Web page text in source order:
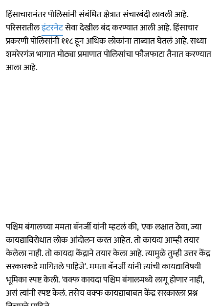
हिंसाचारानंतर पोलिसांनी संबंधित क्षेत्रात संचारबंदी लावली आहे.
परिसरातीलइंटरनेटसेवा देखील बंद करण्यात आली आहे. हिंसाचार
प्रकरणी पोलिसांनी ११८ हून अधिक लोकांना ताब्यात घेतलं आहे. सध्या
शमरेरगंज भागात मोठ्या प्रमाणात पोलिसांचा फौजफाटा तैनात करण्यात
आला आहे.
पश्चिम बंगालच्या ममता बॅनर्जी यांनी म्हटलं की, 'एक लक्षात ठेवा, ज्या
कायद्याविरोधात लोक आंदोलन करत आहेत. तो कायदा आम्ही तयार
केलेला नाही. तो कायदा केंद्राने तयार केला आहे. त्यामुळे तुम्ही उत्तर केंद्र
सरकारकडे मागितले पाहिजे'. ममता बॅनर्जी यांनी त्यांची कायद्याविषयी
भूमिका स्पष्ट केली. 'वक्फ कायदा पश्चिम बंगालमध्ये लागू होणार नाही,
असं त्यांनी स्पष्ट केलं. तसेच वक्फ कायद्याबाबत केंद्र सरकारला प्रश्न